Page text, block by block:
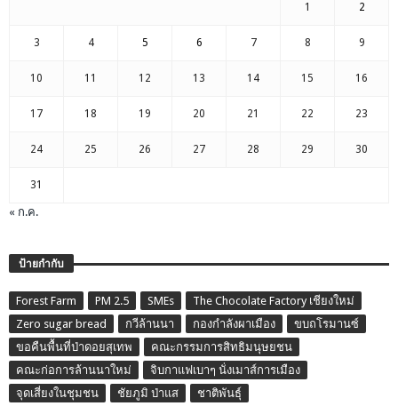
1 2
3 4 5 6 7 8 9
10 11 12 13 14 15 16
17 18 19 20 21 22 23
24 25 26 27 28 29 30
31
« ก.ค.
ป้ายกำกับ
Forest Farm PM 2.5 SMEs
The Chocolate Factory เชียงใหม่
Zero sugar bread
กวีล้านนา กองกำลังผาเมือง
ขบถโรมานซ์
ขอคืนพื้นที่ป่าดอยสุเทพ
คณะกรรมการสิทธิมนุษยชน
คณะก่อการล้านนาใหม่
จิบกาแฟเบาๆ นั่งเมาส์การเมือง
จุดเสี่ยงในชุมชน
ชัยภูมิ ป่าแส
ชาติพันธุ์